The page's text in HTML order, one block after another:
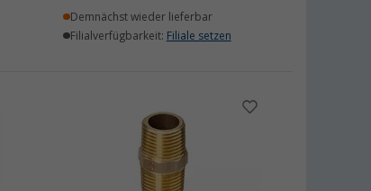
Demnächst wieder lieferbar
Filialverfügbarkeit: Filiale setzen